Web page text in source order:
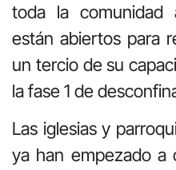
toda la comunidad
están abiertos para
un tercio de su
la fase 1 de
Las iglesias y
ya han empezado a